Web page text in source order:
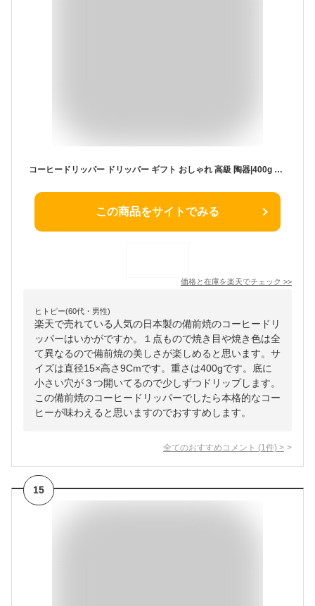
コーヒードリッパー ドリッパー ギフト おしゃれ 高級 陶器|400g 茶 ブラウン 備前焼 恒枝直豆 日本製 国産 職人|海外 手土産 モダン ドリップコーヒー コーヒータイム カフェ|結婚祝い 新築祝い 新居祝い 誕生日 還暦祝い 米寿 プレゼント
この商品をサイトでみる
価格と在庫を楽天でチェック >>
ヒトピー(60代・男性)
楽天で売れている人気の日本製の備前焼のコーヒードリ
ッパーはいかがですか。１点もので焼き目や焼き色は全
て異なるので備前焼の美しさが楽しめると思います。サ
イズは直径15×高さ9Cmです。重さは400gです。底に
小さい穴が３つ開いてるので少しずつドリップします。
この備前焼のコーヒードリッパーでしたら本格的なコー
ヒーが味わえると思いますのでおすすめします。
全てのおすすめコメント (1 件) >
15